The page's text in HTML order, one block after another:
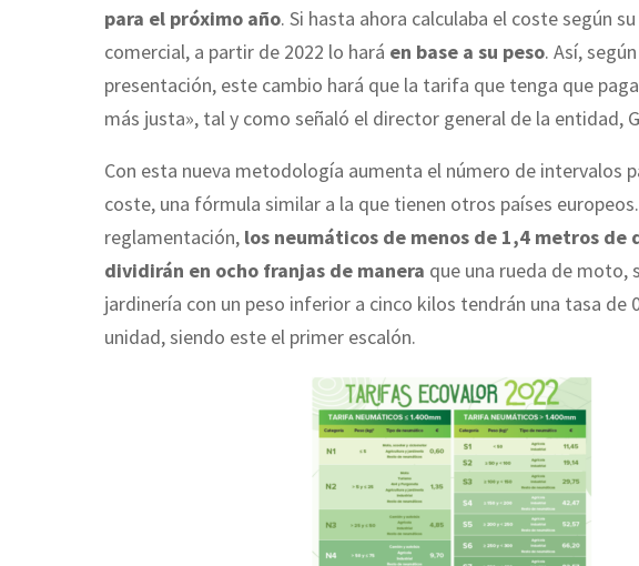
para el próximo año. Si hasta ahora calculaba el coste según
comercial, a partir de 2022 lo hará en base a su peso. Así,
presentación, este cambio hará que la tarifa que tenga que
más justa», tal y como señaló el director general de la entidad,
Con esta nueva metodología aumenta el número de intervalos
coste, una fórmula similar a la que tienen otros países
reglamentación, los neumáticos de menos de 1,4 metros de
dividirán en ocho franjas de manera que una rueda de moto,
jardinería con un peso inferior a cinco kilos tendrán una tasa de
unidad, siendo este el primer escalón.